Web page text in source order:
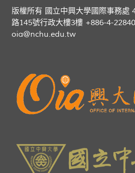
版權所有 國立中興大學國際事務處
路145號行政大樓3樓 +886-4-
oia@nchu.edu.tw